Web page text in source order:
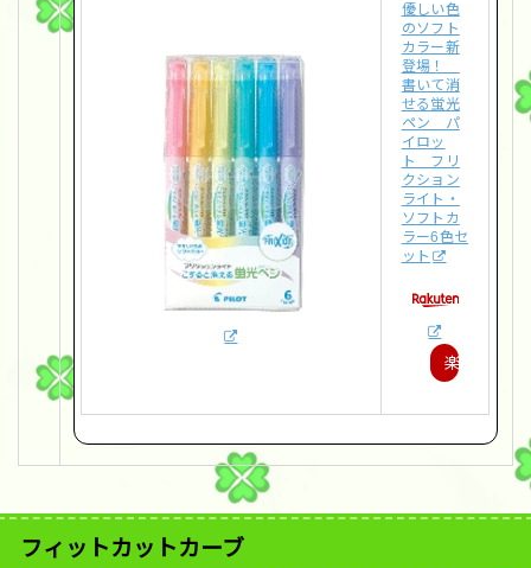
優しい色
のソフト
カラー新
登場！
書いて消
せる蛍光
ペン パ
イロッ
ト フリ
クション
ライト・
ソフトカ
ラー6色セ
ット
楽
入
フィットカットカーブ